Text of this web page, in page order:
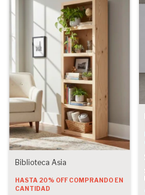
Biblioteca Asia
HASTA 20% OFF COMPRANDO EN
CANTIDAD